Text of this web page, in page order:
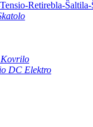
Kovrilo
DC Elektro